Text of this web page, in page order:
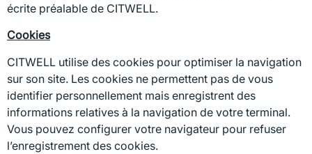
écrite préalable de CITWELL.
Cookies
CITWELL utilise des cookies pour optimiser la navigation
sur son site. Les cookies ne permettent pas de vous
identifier personnellement mais enregistrent des
informations relatives à la navigation de votre terminal.
Vous pouvez configurer votre navigateur pour refuser
l’enregistrement des cookies.